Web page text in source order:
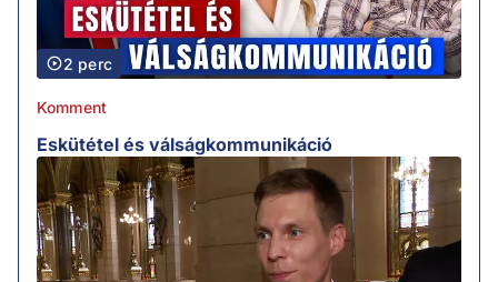
2 perc
Komment
Eskütétel és válságkommunikáció